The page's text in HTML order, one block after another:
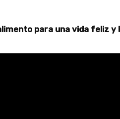
para una vida feliz y